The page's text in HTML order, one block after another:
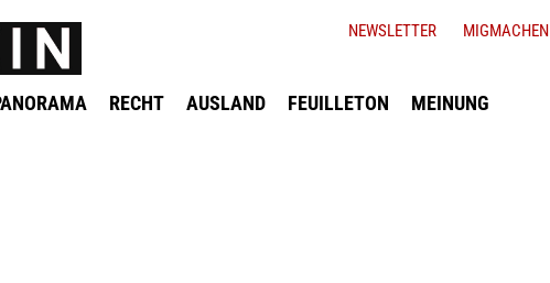
RECHT AUSLAND FEUILLETON MEINUNG
NEWSLETTER MIGMACHEN